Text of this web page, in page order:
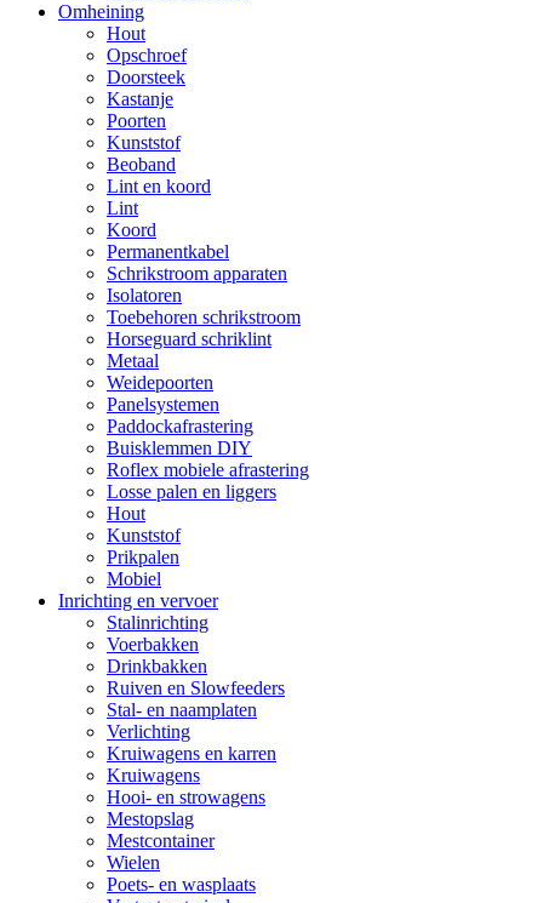
Omheining
Hout
Opschroef
Doorsteek
Kastanje
Poorten
Kunststof
Beoband
Lint en koord
Lint
Koord
Permanentkabel
Schrikstroom apparaten
Isolatoren
Toebehoren schrikstroom
Horseguard schriklint
Metaal
Weidepoorten
Panelsystemen
Paddockafrastering
Buisklemmen DIY
Roflex mobiele afrastering
Losse palen en liggers
Hout
Kunststof
Prikpalen
Mobiel
Inrichting en vervoer
Stalinrichting
Voerbakken
Drinkbakken
Ruiven en Slowfeeders
Stal- en naamplaten
Verlichting
Kruiwagens en karren
Kruiwagens
Hooi- en strowagens
Mestopslag
Mestcontainer
Wielen
Poets- en wasplaats